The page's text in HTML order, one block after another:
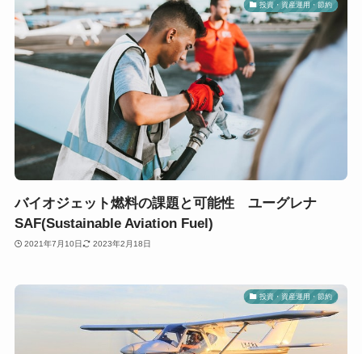
投資・資産運用・節約
バイオジェット燃料の課題と可能性 ユーグレナ
SAF(Sustainable Aviation Fuel)
2021年7月10日 2023年2月18日
投資・資産運用・節約